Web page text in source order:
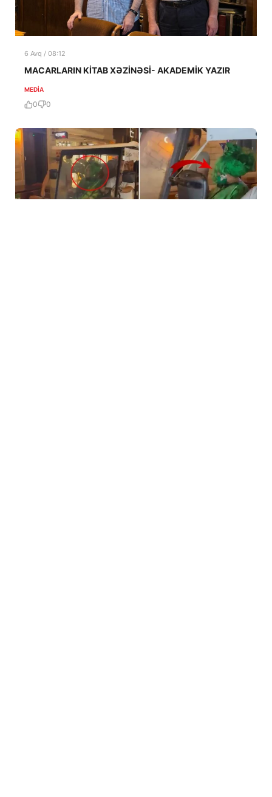
6 Avq / 08:12
MACARLARIN KİTAB XƏZİNƏSİ- AKADEMİK YAZIR
MEDİA
0 0